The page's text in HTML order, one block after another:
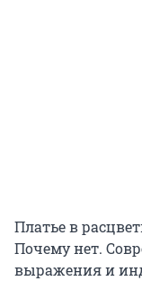
Платье в
Почему нет.
выражения и